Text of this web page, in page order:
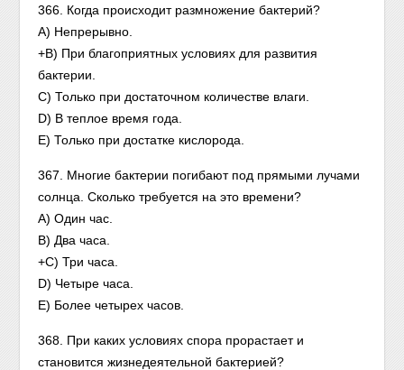
366. Когда происходит размножение бактерий?
А) Непрерывно.
+В) При благоприятных условиях для развития
бактерии.
C) Только при достаточном количестве влаги.
D) В теплое время года.
E) Только при достатке кислорода.
367. Многие бактерии погибают под прямыми лучами
солнца. Сколько требуется на это времени?
А) Один час.
В) Два часа.
+С) Три часа.
D) Четыре часа.
Е) Более четырех часов.
368. При каких условиях спора прорастает и
становится жизнедеятельной бактерией?